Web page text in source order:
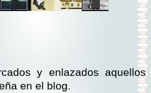
y enlazados aquellos
en el blog.